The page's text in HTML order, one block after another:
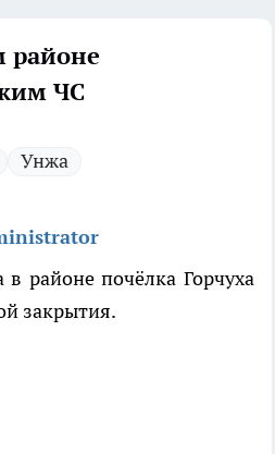
районе
ЧС
Унжа
районе почёлка Горчуха
закрытия.